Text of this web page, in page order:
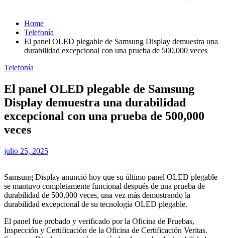
Home
Telefonía
El panel OLED plegable de Samsung Display demuestra una
durabilidad excepcional con una prueba de 500,000 veces
Telefonía
El panel OLED plegable de Samsung
Display demuestra una durabilidad
excepcional con una prueba de 500,000
veces
julio 25, 2025
Samsung Display anunció hoy que su último panel OLED plegable
se mantuvo completamente funcional después de una prueba de
durabilidad de 500,000 veces, una vez más demostrando la
durabilidad excepcional de su tecnología OLED plegable.
El panel fue probado y verificado por la Oficina de Pruebas,
Inspección y Certificación de la Oficina de Certificación Veritas.